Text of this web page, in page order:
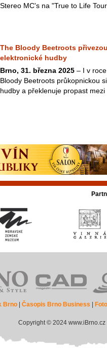
Stereo MC's na "True to Life
The Bloody Beetroots
elektronické hudby
Brno, 31. března 2025 – I v
Bloody Beetroots průkopnickou
hudby a překlenuje propast mezi
Brno| Časopis Brno Business
Copyright © 2024